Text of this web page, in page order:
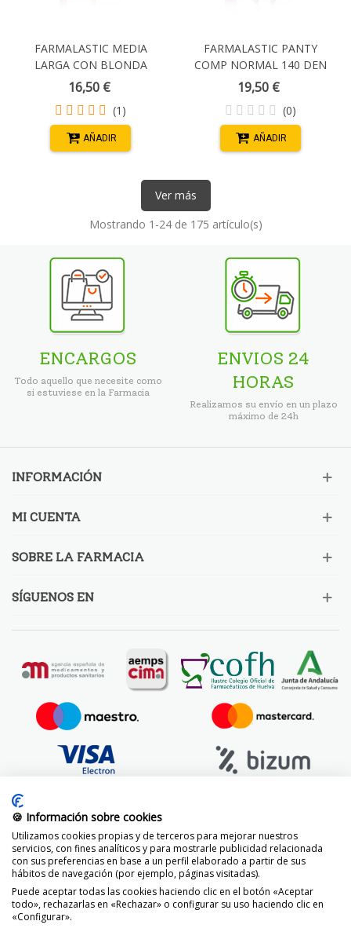
FARMALASTIC MEDIA
LARGA CON BLONDA
COMP NORMAL (22-29 MM
HG) CAMEL T/GRANDE
16,50 €
(1)
AÑADIR
FARMALASTIC PANTY
COMP NORMAL 140 DEN
CAMEL T- PEQUEÑA
19,50 €
(0)
AÑADIR
Ver más
Mostrando 1 -24 de 175 artículo(s)
ENCARGOS
Todo aquello que necesite como
si estuviese en la Farmacia
ENVIOS 24
HORAS
Realizamos su envío en un plazo
máximo de 24h
INFORMACIÓN
MI CUENTA
SOBRE LA FARMACIA
SÍGUENOS EN
🍪 Información sobre cookies
Utilizamos cookies propias y de terceros para mejorar nuestros
servicios, con fines analíticos y para mostrarle publicidad relacionada
con sus preferencias en base a un perfil elaborado a partir de sus
hábitos de navegación (por ejemplo, páginas visitadas).
Puede aceptar todas las cookies haciendo clic en el botón «Aceptar
todo», rechazarlas en «Rechazar» o configurar su uso haciendo clic en
«Configurar».